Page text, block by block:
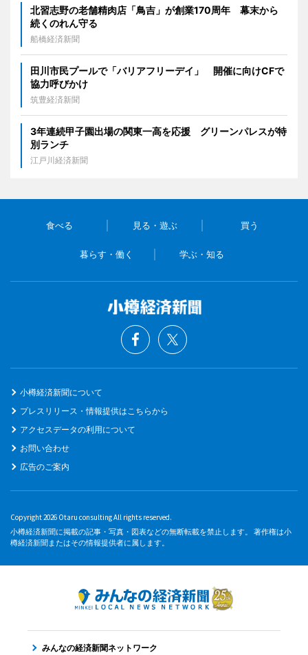
北習志野の老舗精肉店「鳥吉」が創業170周年 幕末から
続くのれん守る
船橋経済新聞
田川市民プールで「バリアフリーデイ」 開催に向けCFで
協力呼びかけ
筑豊経済新聞
3年連続甲子園出場の関東一高を応援 グリーンパレスが特
別ランチ
江戸川経済新聞
食べる 見る・遊ぶ 買う
暮らす・働く 学ぶ・知る
小樽経済新聞について
プレスリリース・情報提供はこちらから
アクセスデータの利用について
お問い合わせ
広告のご案内
Copyright 2026 Otaru consulting All rights reserved.
小樽経済新聞に掲載の記事・写真・図表などの無断転載を禁止します。 著作権は小
樽経済新聞またはその情報提供者に属します。
みんなの経済新聞ネットワーク